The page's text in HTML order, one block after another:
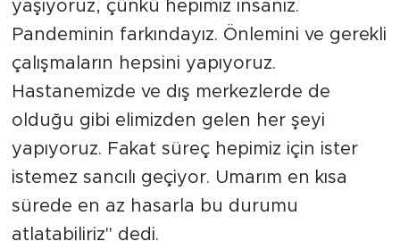
yaşıyoruz, çünkü hepimiz insanız.
Pandeminin farkındayız. Önlemini ve gerekli
çalışmaların hepsini yapıyoruz.
Hastanemizde ve dış merkezlerde de
olduğu gibi elimizden gelen her şeyi
yapıyoruz. Fakat süreç hepimiz için ister
istemez sancılı geçiyor. Umarım en kısa
sürede en az hasarla bu durumu
atlatabiliriz" dedi.